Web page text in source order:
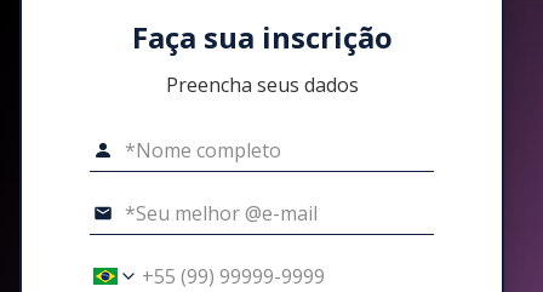
Faça sua inscrição
Preencha seus dados